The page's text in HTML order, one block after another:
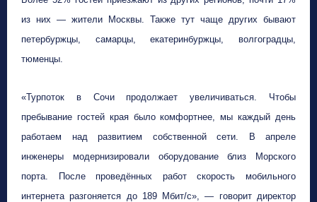
из них — жители Москвы. Также тут чаще других бывают
петербуржцы, самарцы, екатеринбуржцы, волгоградцы,
тюменцы.
«Турпоток в Сочи продолжает увеличиваться. Чтобы
пребывание гостей края было комфортнее, мы каждый день
работаем над развитием собственной сети. В апреле
инженеры модернизировали оборудование близ Морского
порта. После проведённых работ скорость мобильного
интернета разгоняется до 189 Мбит/с», — говорит директор